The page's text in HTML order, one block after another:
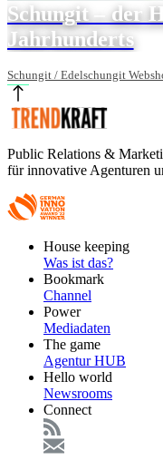
Schungit – der
Jahrhunderts
Schungit / Edelschungit
Public Relations &
für innovative Agenturen
FooterHouse keeping
Was ist das?
Bookmark
Channel
Power
Mediadaten
The game
Agentur HUB
Hello world
Newsrooms
Connect